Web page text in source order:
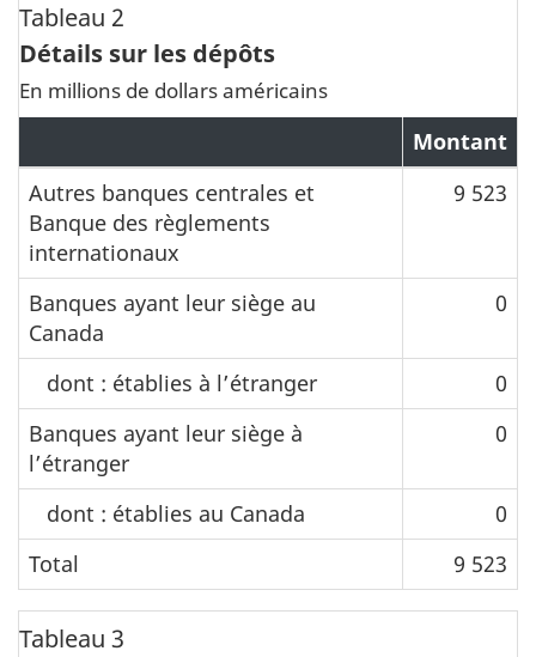
Tableau 2
Détails sur les dépôts
En millions de dollars américains
Montant
Autres banques centrales et
Banque des règlements
internationaux
9 523
Banques ayant leur siège au
Canada
0
dont : établies à l’étranger
0
Banques ayant leur siège à
l’étranger
0
dont : établies au Canada
0
Total
9 523
Tableau 3